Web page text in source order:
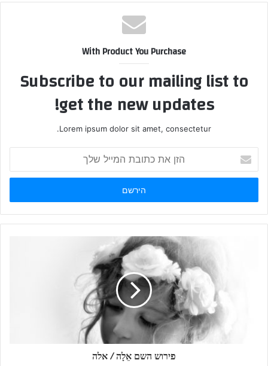
With Product You Purchase
Subscribe to our mailing list to
get the new updates!
Lorem ipsum dolor sit amet, consectetur.
את
כתובת
שלך
פירוש השם אֵלָה / אלה